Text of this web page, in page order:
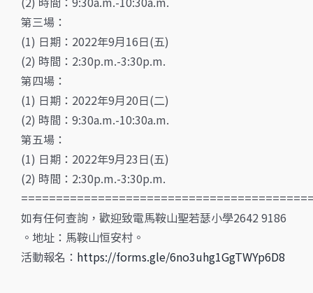
第三場：
(1) 日期：2022年9月16日(五)
(2) 時間：2:30p.m.-3:30p.m.
第四場：
(1) 日期：2022年9月20日(二)
(2) 時間：9:30a.m.-10:30a.m.
第五場：
(1) 日期：2022年9月23日(五)
(2) 時間：2:30p.m.-3:30p.m.
如有任何查詢，歡迎致電馬鞍山聖若瑟小學2642 9186
。地址：馬鞍山恒安村。
活動報名： https://forms.gle/6no3uhg1GgTWYp6D8